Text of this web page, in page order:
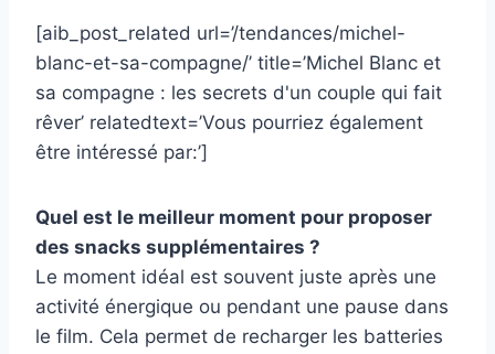
[aib_post_related url=’/tendances/michel-
blanc-et-sa-compagne/’ title=’Michel Blanc et
sa compagne : les secrets d'un couple qui fait
rêver’ relatedtext=’Vous pourriez également
être intéressé par:’]
Quel est le meilleur moment pour proposer
des snacks supplémentaires ?
Le moment idéal est souvent juste après une
activité énergique ou pendant une pause dans
le film. Cela permet de recharger les batteries